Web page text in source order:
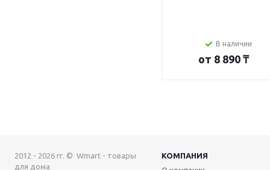
В наличии
от 8 890 ₸
2012 - 2026 гг. © Wmart - товары
для дома
КОМПАНИЯ